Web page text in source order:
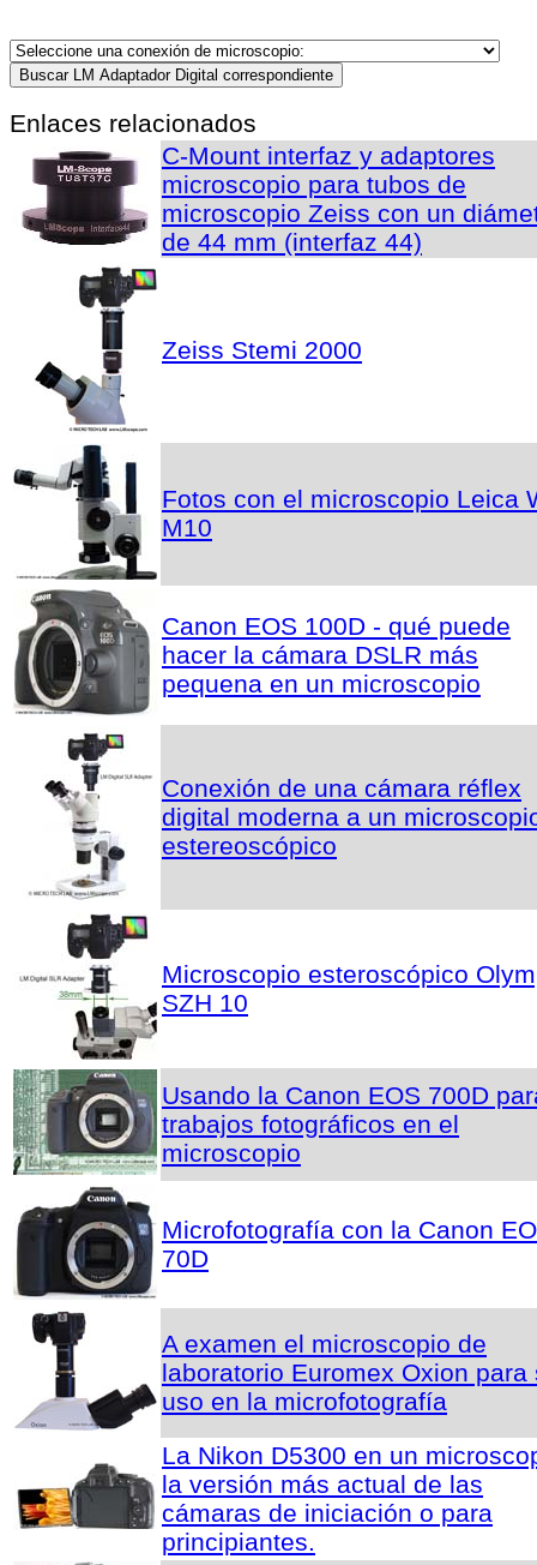
Enlaces relacionados
C-Mount interfaz y adaptores
microscopio para tubos de
microscopio Zeiss con un
de 44 mm (interfaz 44)
Zeiss Stemi 2000
Fotos con el microscopio Leica
M10
Canon EOS 100D - qué puede
hacer la cámara DSLR más
pequena en un microscopio
Conexión de una cámara réflex
digital moderna a un
estereoscópico
Microscopio esteroscópico
SZH 10
Usando la Canon EOS 700D
trabajos fotográficos en el
microscopio
Microfotografía con la Canon
70D
A examen el microscopio de
laboratorio Euromex Oxion para
uso en la microfotografía
La Nikon D5300 en un
la versión más actual de las
cámaras de iniciación o para
principiantes.